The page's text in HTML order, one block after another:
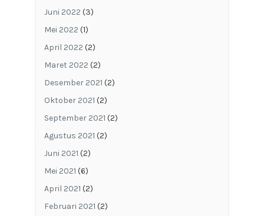
Juni 2022 (3)
Mei 2022 (1)
April 2022 (2)
Maret 2022 (2)
Desember 2021 (2)
Oktober 2021 (2)
September 2021 (2)
Agustus 2021 (2)
Juni 2021 (2)
Mei 2021 (6)
April 2021 (2)
Februari 2021 (2)